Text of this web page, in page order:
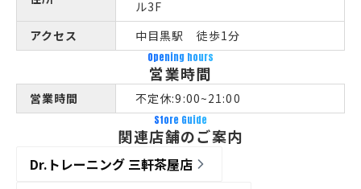
ル3F
アクセス
中目黒駅 徒歩1分
Opening hours
営業時間
営業時間 不定休:9:00~21:00
Store Guide
関連店舗のご案内
Dr.トレーニング 三軒茶屋店